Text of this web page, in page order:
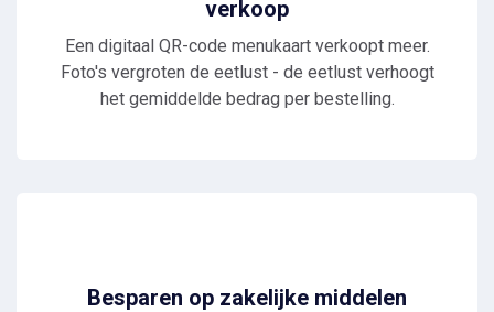
verkoop
Een digitaal QR-code menukaart verkoopt meer.
Foto's vergroten de eetlust - de eetlust verhoogt
het gemiddelde bedrag per bestelling.
Besparen op zakelijke middelen